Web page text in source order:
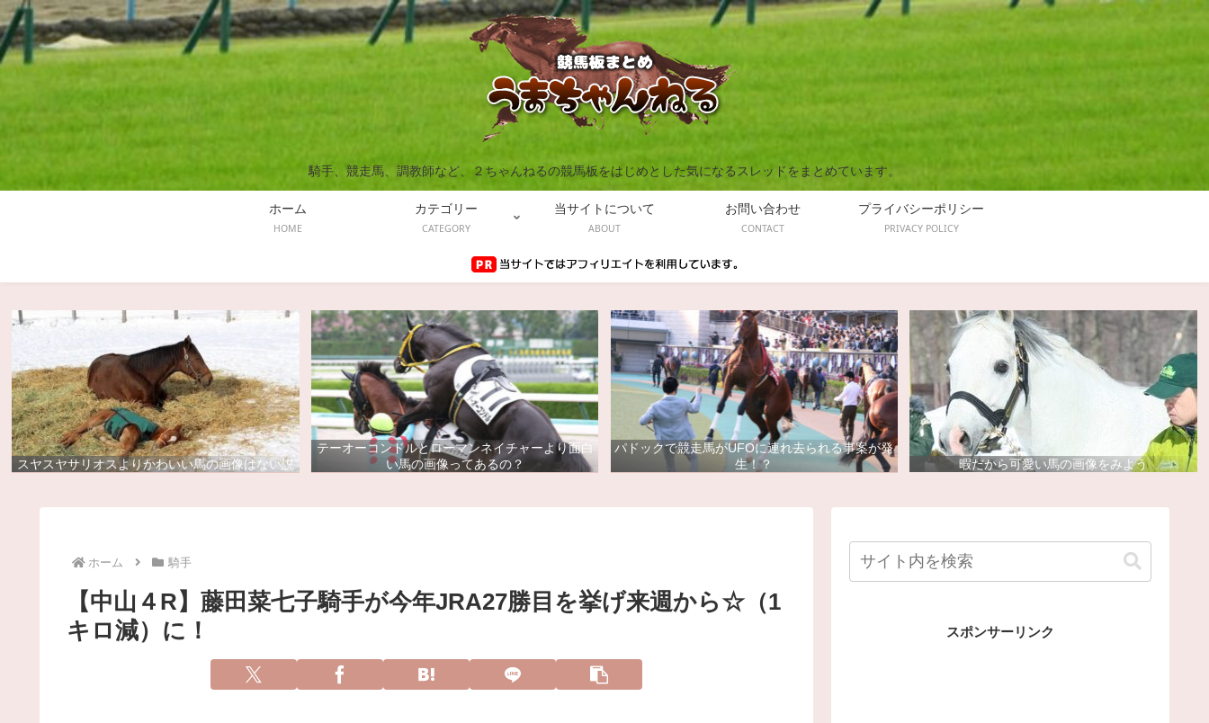
騎手、競走馬、調教師など、２ちゃんねるの競馬板をはじめとした気になるスレッドをまとめています。
ホーム
HOME
カテゴリー
CATEGORY
当サイトについて
ABOUT
お問い合わせ
CONTACT
プライバシーポリシー
PRIVACY POLICY
スヤスヤサリオスよりかわいい馬の画像はない説
テーオーコンドルとローマンネイチャーより面白
い馬の画像ってあるの？
パドックで競走馬がUFOに連れ去られる事案が発
生！？
暇だから可愛い馬の画像をみよう
ホーム 騎手
【中山４R】藤田菜七子騎手が今年JRA27勝目を挙げ来週から☆（1
キロ減）に！
スポンサーリンク